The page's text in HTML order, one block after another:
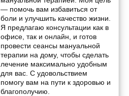
— помочь вам избавиться от
боли и улучшить качество жизни.
Я предлагаю консультации как в
офисе, так и онлайн, и готов
провести сеансы мануальной
терапии на дому, чтобы сделать
лечение максимально удобным
для вас. С удовольствием
помогу вам на пути к здоровью и
благополучию.